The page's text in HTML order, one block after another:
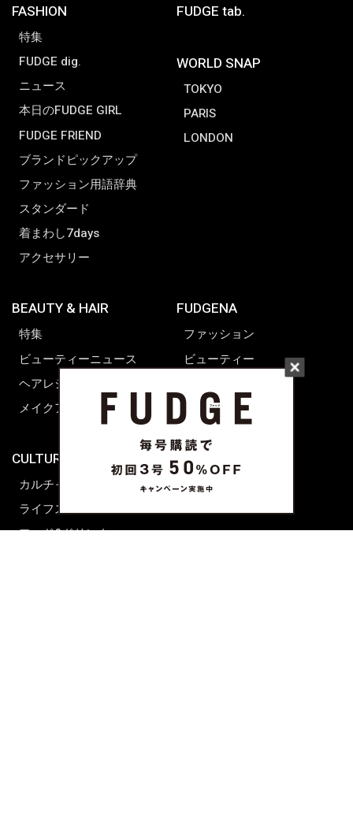
FASHION
特集
FUDGE dig.
ニュース
本日のFUDGE GIRL
FUDGE FRIEND
ブランドピックアップ
ファッション用語辞典
スタンダード
着まわし7days
アクセサリー
FUDGE tab.
WORLD SNAP
TOKYO
PARIS
LONDON
BEAUTY & HAIR
特集
ビューティーニュース
ヘアレシピ ストーリーズ
メイクアップティップス
CULTURE & LIFE
カルチャー
ライフスタイル
フード&ドリンク
FUDGENA
ファッション
ビューティー
ライフスタイル